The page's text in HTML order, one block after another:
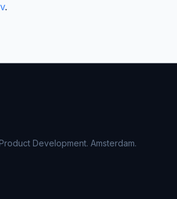
.
Development. Amsterdam.